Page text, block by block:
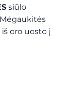
siūlo
oro uosto į